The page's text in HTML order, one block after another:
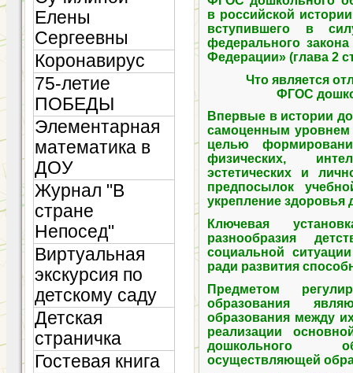
Елены
Сергеевны
Коронавирус
75-летие
ПОБЕДЫ
Элементарная
математика в
ДОУ
Журнал "В
стране
Непосед"
Виртуальная
экскурсия по
детскому саду
Детская
страничка
Гостевая книга
в российской
вступившего в
федерального
Федерации» (глава 2
Что является
ФГОС
Впервые в истории
самоценным уровнем
целью
физических,
эстетических и
предпосылок
укрепление здоровья
Ключевая
разнообразия
социальной
ради развития
Предметом
образования
образования между
реализации
дошкольного
осуществляющей